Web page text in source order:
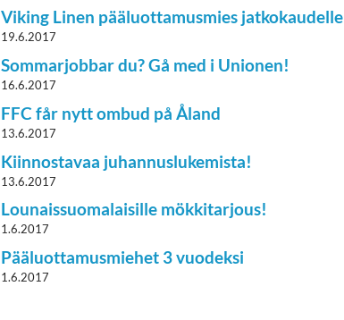
Viking Linen pääluottamusmies jatkokaudelle
19.6.2017
Sommarjobbar du? Gå med i Unionen!
16.6.2017
FFC får nytt ombud på Åland
13.6.2017
Kiinnostavaa juhannuslukemista!
13.6.2017
Lounaissuomalaisille mökkitarjous!
1.6.2017
Pääluottamusmiehet 3 vuodeksi
1.6.2017